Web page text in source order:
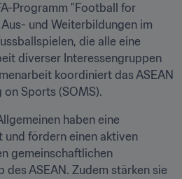
Programm "Football for
und Weiterbildungen im
die alle eine
diverser Interessengruppen
koordiniert das ASEAN
Sports (SOMS).
haben eine
fördern einen aktiven
gemeinschaftlichen
des ASEAN. Zudem stärken sie